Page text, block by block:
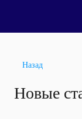
Назад
Новые